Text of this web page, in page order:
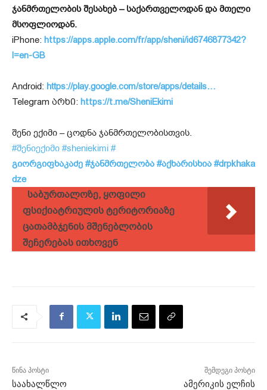
ჯანმრთელობის შესახებ – საქართველოდან და მთელი
მსოფლიოდან.
iPhone: https://apps.apple.com/fr/app/sheni/id6746877342?
l=en-GB
Android: https://play.google.com/store/apps/details…
Telegram არხი: https://t.me/SheniEkimi
შენი ექიმი – ცოდნა ჯანმრთელობისთვის.
#შენიექიმი #sheniekimi #
გიორგიფხაკაძე #ჯანმრთელობა #აქხარისხია #drpkhaka
dze
საბურთალოზე, ყოფილი
ფსიქიატრიულის ტერიტორიაზე
ცათამბჯენის მშენებლობის
შეჩერებას ითხოვენ
წინა პოსტი
საახალწლო
შემდეგი პოსტი
ამერიკის ელჩის